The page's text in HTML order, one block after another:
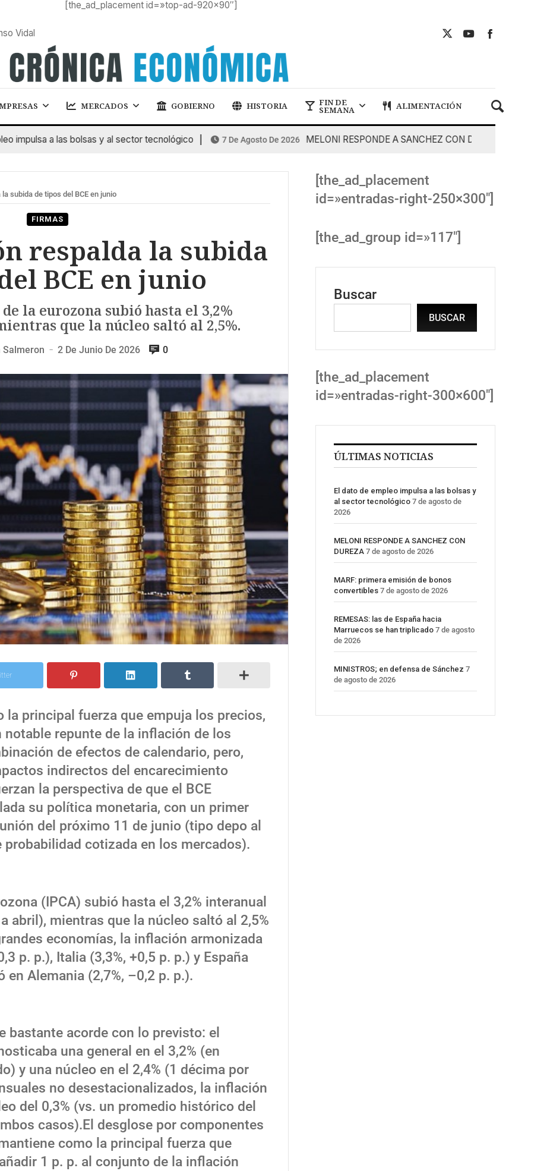
[the_ad_placement id=»top-ad-920×90″]
Vidal
MERCADOS GOBIERNO HISTORIA FIN DE
SEMANA ALIMENTACIÓN
a las bolsas y al sector tecnológico 7 De Agosto De 2026 MELONI RESPONDE A SANCHEZ CON DUREZA
subida de tipos del BCE en junio
FIRMAS
respalda la subida
BCE en junio
la eurozona subió hasta el 3,2%
que la núcleo saltó al 2,5%.
— 2 De Junio De 2026 0
la principal fuerza que empuja los precios,
repunte de la inflación de los
de efectos de calendario, pero,
indirectos del encarecimiento
la perspectiva de que el BCE
su política monetaria, con un primer
del próximo 11 de junio (tipo depo al
probabilidad cotizada en los mercados).
(IPCA) subió hasta el 3,2% interanual
abril), mientras que la núcleo saltó al 2,5%
economías, la inflación armonizada
p. p.), Italia (3,3%, +0,5 p. p.) y España
en Alemania (2,7%, –0,2 p. p.).
bastante acorde con lo previsto: el
una general en el 3,2% (en
y una núcleo en el 2,4% (1 décima por
no desestacionalizados, la inflación
del 0,3% (vs. un promedio histórico del
casos).El desglose por componentes
como la principal fuerza que
1 p. p. al conjunto de la inflación
[the_ad_placement
id=»entradas-right-250×300″]
[the_ad_group id=»117″]
Buscar
BUSCAR
[the_ad_placement
id=»entradas-right-300×600″]
ÚLTIMAS NOTICIAS
El dato de empleo impulsa a las bolsas y
al sector tecnológico 7 de agosto de
2026
MELONI RESPONDE A SANCHEZ CON
DUREZA 7 de agosto de 2026
MARF: primera emisión de bonos
convertibles 7 de agosto de 2026
REMESAS: las de España hacia
Marruecos se han triplicado 7 de agosto
de 2026
MINISTROS; en defensa de Sánchez 7
de agosto de 2026